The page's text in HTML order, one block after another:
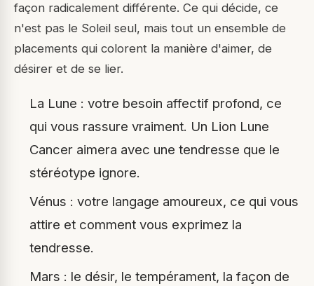
façon radicalement différente. Ce qui décide, ce
n'est pas le Soleil seul, mais tout un ensemble de
placements qui colorent la manière d'aimer, de
désirer et de se lier.
La Lune : votre besoin affectif profond, ce
qui vous rassure vraiment. Un Lion Lune
Cancer aimera avec une tendresse que le
stéréotype ignore.
Vénus : votre langage amoureux, ce qui vous
attire et comment vous exprimez la
tendresse.
Mars : le désir, le tempérament, la façon de